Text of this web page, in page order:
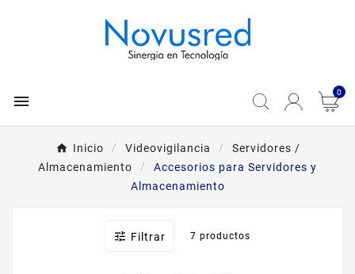
 0
Inicio Videovigilancia
Servidores /
Almacenamiento
Accesorios para Servidores y
Almacenamiento
 Filtrar 7 productos